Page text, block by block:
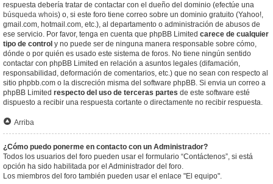
respuesta debería tratar de contactar con el dueño del dominio (efectúe una
búsqueda whois) o, si este foro tiene correo sobre un dominio gratuito (Yahoo!,
gmail.com, hotmail.com, etc.), al departamento o administración de abusos de
ese servicio. Por favor, tenga en cuenta que phpBB Limited carece de cualquier
tipo de control y no puede ser de ninguna manera responsable sobre cómo,
dónde o por quién es usado este sistema de foros. No tiene ningún sentido
contactar con phpBB Limited en relación a asuntos legales (difamación,
responsabilidad, deformación de comentarios, etc.) que no sean con respecto al
sitio phpbb.com o la discreción misma del software phpBB. Si envia un correo a
phpBB Limited respecto del uso de terceras partes de este software esté
dispuesto a recibir una respuesta cortante o directamente no recibir respuesta.
Arriba
¿Cómo puedo ponerme en contacto con un Administrador?
Todos los usuarios del foro pueden usar el formulario “Contáctenos”, si está
opción ha sido habilitada por el Administrador del foro.
Los miembros del foro también pueden usar el enlace "El equipo".